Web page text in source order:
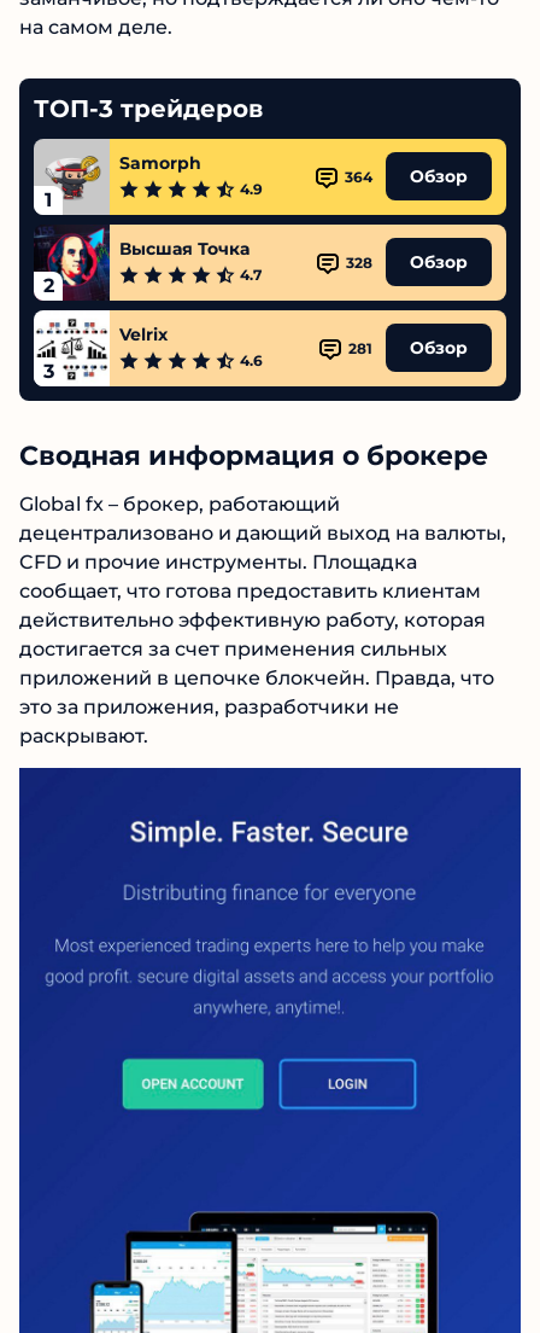
подтверждается ли оно чем-то на самом деле.
ТОП-3 трейдеров
1
Samorph
4.9
364 Обзор
2
Высшая Точка
4.7
328 Обзор
3
Velrix
4.6
281 Обзор
Сводная информация о брокере
Global fx – брокер, работающий
децентрализовано и дающий выход на
валюты, CFD и прочие инструменты.
Площадка сообщает, что готова предоставить
клиентам действительно эффективную
работу, которая достигается за счет
применения сильных приложений в цепочке
блокчейн. Правда, что это за приложения,
разработчики не раскрывают.